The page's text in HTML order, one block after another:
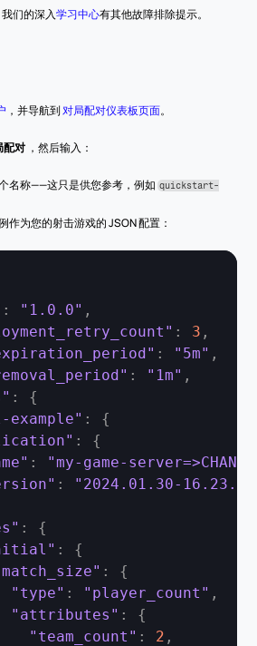
们的深入学习中心有其他故障排除提示。
，并导航到 对局配对仪表板页面。
配对 ，然后输入：
名称——这只是供您参考，例如 quickstart-
作为您的射击游戏的 JSON 配置：
: "1.0.0" ,
: 3 ,
: "5m" ,
: "1m" ,
:
{
example" :
{
:
{
:
"my-game-
:
"2024.01.30-16.23.00-
:
{
:
{
:
{
"type" : "player_count" ,
"attributes" :
{
"team_count" : 2 ,